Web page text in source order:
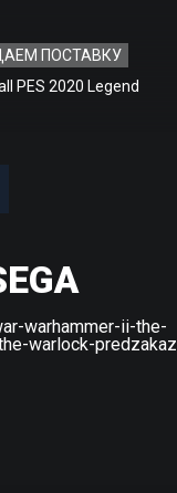
ПОСТАВКУ
2020 Legend